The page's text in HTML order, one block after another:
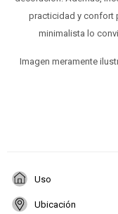
practicidad y confort
minimalista lo
Imagen meramente
Uso
Ubicación